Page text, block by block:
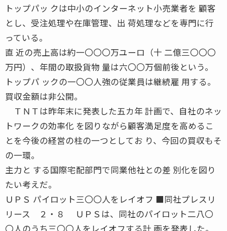
トップパッ クは中小のインターネット小売業者を 顧客
とし、受注処理や在庫管理、出 荷処理などを専門に行
っている。
直 近の売上高は約一〇〇〇万ユーロ（十 二億三〇〇〇
万円）、年間の取扱貨物 量は六〇〇万個前後という。
トップパ ックの一〇〇人強の従業員は継続雇 用する。
買収金額は非公開。
ＴＮＴは昨年末に発表した五カ年 計画で、自社のネッ
トワークの効率化 を図りながら顧客満足度を高めるこ
とを今後の経営の柱の一つとしてお り、今回の買収もそ
の一環。
主力と する国際宅配部門で同業他社との差 別化を図り
たい考えだ。
ＵＰＳ パイロット三〇〇人をレイオフ ■同社プレスリ
リース ２・８ ＵＰＳは、同社のパイロット二八〇
〇人のうち三〇〇人をレイオフする計 画を発表した。